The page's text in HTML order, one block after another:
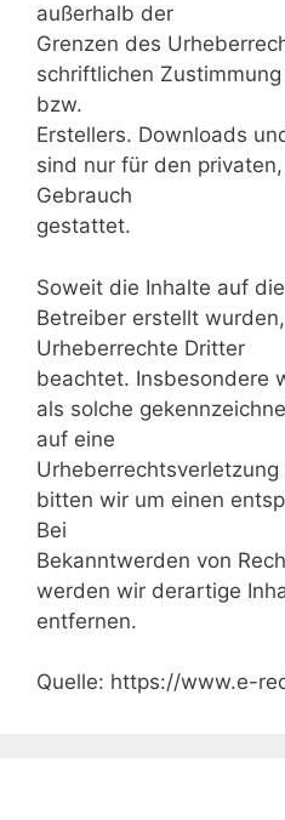
außerhalb der
Grenzen des
schriftlichen
bzw.
Erstellers. Downloads
sind nur für den
Gebrauch
gestattet.
Soweit die Inhalte auf
Betreiber erstellt
Urheberrechte Dritter
beachtet. Insbesondere
als solche
auf eine
bitten wir um einen
Bei
Bekanntwerden von
werden wir derartige
entfernen.
Quelle: https://www.e-